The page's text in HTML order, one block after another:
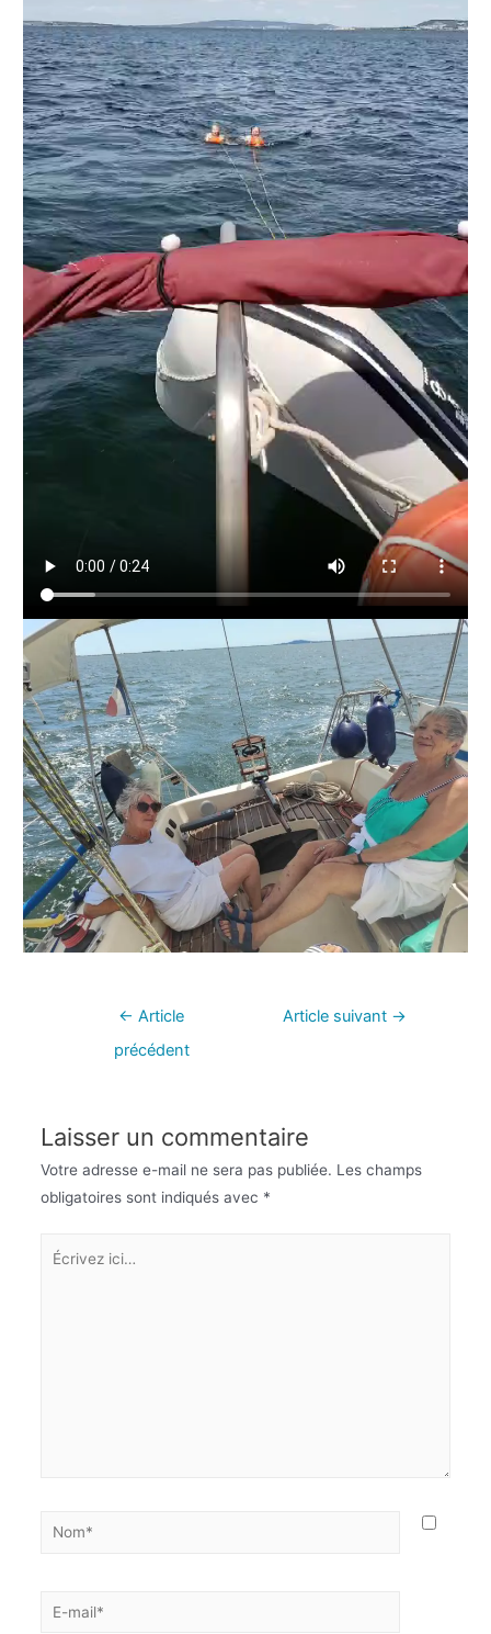
← Article
précédent
Article suivant →
Laisser un commentaire
Votre adresse e-mail ne sera pas publiée. Les champs
obligatoires sont indiqués avec *